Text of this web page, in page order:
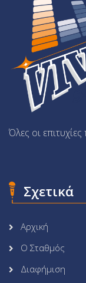
Όλες οι
Σχετικά
Αρχική
Ο Σταθμός
Διαφήμιση